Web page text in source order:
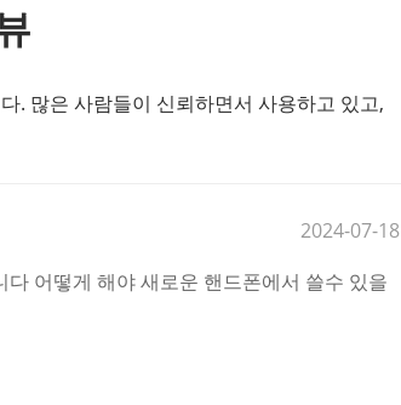
. 많은 사람들이 신뢰하면서 사용하고 있고,
2024-07-18
어떻게 해야 새로운 핸드폰에서 쓸수 있을